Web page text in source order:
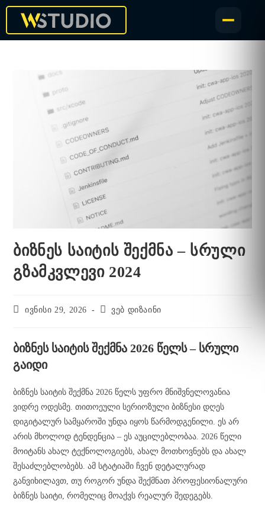
ბიზნეს საიტის შექმნა – სრული
გზამკვლევი 2024
ივნისი 29, 2026 ვებ დიზაინი
ბიზნეს საიტის შექმნა 2026 წელს – სრული
გაიდი
ბიზნეს საიტის შექმნა 2026 წელს უფრო მნიშვნელოვანია
ვიდრე ოდესმე. თითოეული სერიოზული ბიზნესი დღეს
დიგიტალურ სამყაროში უნდა იყოს წარმოდგენილი. ეს არ
არის მხოლოდ ტენდენცია – ეს აუცილებლობაა. 2026 წელი
მოიტანს ახალ ტექნოლოგიებს, ახალ მოთხოვნებს და ახალ
შესაძლებლობებს. ამ სტატიაში ჩვენ დეტალურად
განვიხილავთ, თუ როგორ უნდა შექმნათ პროფესიონალური
ბიზნეს საიტი, რომელიც მოაქვს რეალურ შედეგებს.